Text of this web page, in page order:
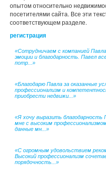
опытом относительно
посетителями сайта. Все эти
соответствующем разделе.
регистрация
«Сотрудничаем с компанией
эмоции и благодарность. Павел
потр...»
«Благодарю Павла за оказанные
профессионализм и
приобрести недвижи...»
«Я хочу выразить благодарность
мне с высоким
данные мн...»
«С огромным удовольствием
Высокий профессионализм
порядочность...»